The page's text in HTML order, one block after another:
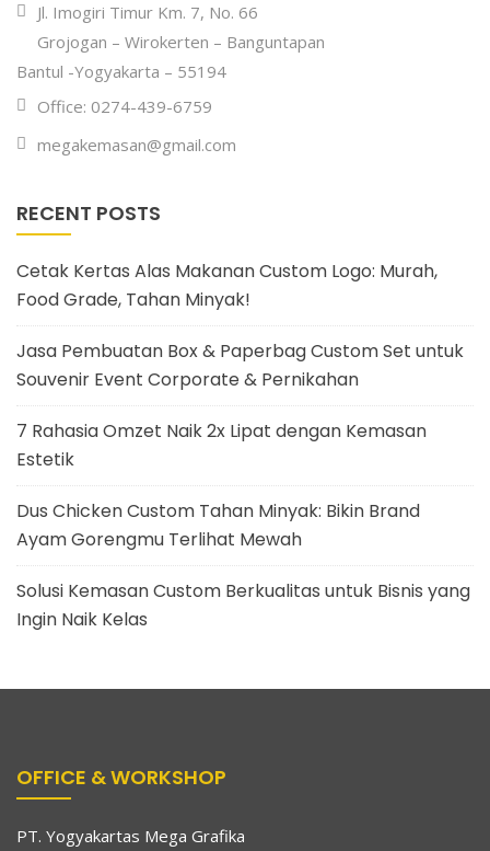
Jl. Imogiri Timur Km. 7, No. 66
Grojogan – Wirokerten – Banguntapan
Bantul -Yogyakarta – 55194
Office: 0274-439-6759
megakemasan@gmail.com
RECENT POSTS
Cetak Kertas Alas Makanan Custom Logo: Murah,
Food Grade, Tahan Minyak!
Jasa Pembuatan Box & Paperbag Custom Set untuk
Souvenir Event Corporate & Pernikahan
7 Rahasia Omzet Naik 2x Lipat dengan Kemasan
Estetik
Dus Chicken Custom Tahan Minyak: Bikin Brand
Ayam Gorengmu Terlihat Mewah
Solusi Kemasan Custom Berkualitas untuk Bisnis yang
Ingin Naik Kelas
OFFICE & WORKSHOP
PT. Yogyakartas Mega Grafika